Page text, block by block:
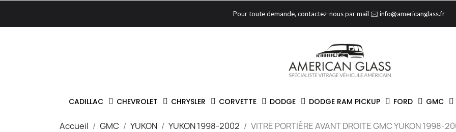
Pour toute demande, contactez-nous par mail 🖂 info@americanglass.fr
CADILLAC CHEVROLET CHRYSLER CORVETTE DODGE DODGE RAM PICKUP FORD GMC
Accueil GMC YUKON YUKON 1998-2002 VITRE PORTIÈRE AVANT DROITE GMC YUKON 1998-